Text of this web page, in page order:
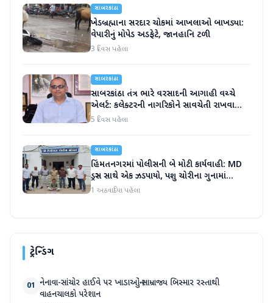
સાબરકાંઠા
ખેડબ્રહ્માના સરદાર ચોકમાં આખલાઓ બાખડ્યા:
વેપારીનું મોપેડ અડફેટે, જાનહાનિ ટળી
3 દિવસ પહેલા
સાબરકાંઠા
સાબરકાંઠા તંત્ર ભારે વરસાદની આગાહી વચ્ચે
એલર્ટ: કલેક્ટરની નાગરિકોને સાવચેતી રાખવા
અપીલ
5 દિવસ પહેલા
સાબરકાંઠા
હિંમતનગરમાં પોલીસની બે મોટી કાર્યવાહી: MD
ડ્રગ્સ સાથે એક ઝડપાયો, પશુ ચોરીના ગુનામાં
આરોપીની ધરપકડ
1 અઠવાડિયા પહેલા
ટ્રેન્ડિંગ
01 નેનાવા-સાંચોર હાઈવે પર ખાડાઓનું સામ્રાજ્ય બિસ્માર રસ્તાથી
વાહનચાલકો પરેશાન